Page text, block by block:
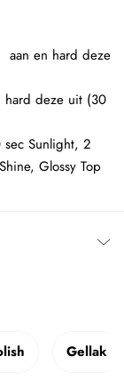
aan en hard deze
hard deze uit (30
Sunlight, 2
Glossy Top
Gellak